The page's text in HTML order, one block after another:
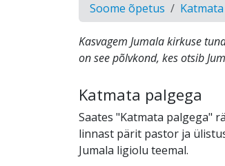
Soome õpetus
Kasvagem Jumala kirkuse
on see põlvkond, kes otsib
Katmata palgega
Saates "Katmata palgega"
linnast pärit pastor ja
Jumala ligiolu teemal.